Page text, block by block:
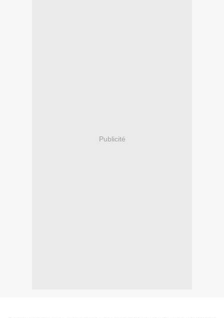
Publicité